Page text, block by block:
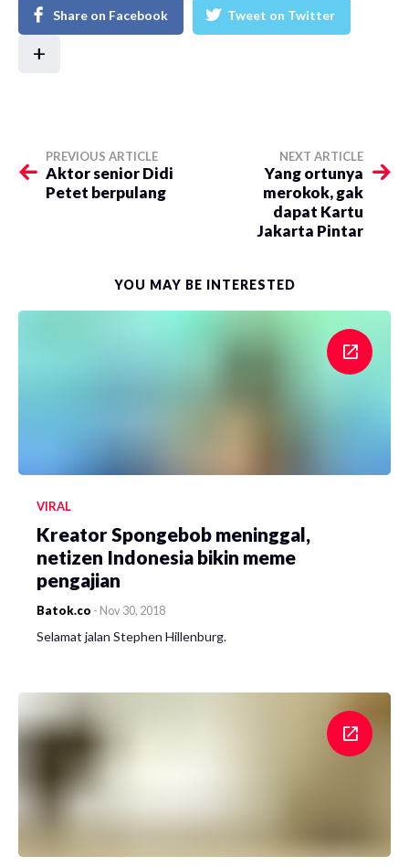
Share on Facebook Tweet on Twitter
+
PREVIOUS ARTICLE
Aktor senior Didi
Petet berpulang
NEXT ARTICLE
​Yang ortunya
merokok, gak
dapat Kartu
Jakarta Pintar
YOU MAY BE INTERESTED
VIRAL
Kreator Spongebob meninggal,
netizen Indonesia bikin meme
pengajian
Batok.co - Nov 30, 2018
Selamat jalan Stephen Hillenburg.